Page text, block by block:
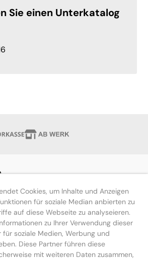
Cookies, um Inhalte und Anzeigen
für soziale Median anbierten zu
auf diese Webseite zu analyseieren.
zu Ihrer Verwendung dieser
soziale Medien, Werbung und
Diese Partner führen diese
mit weiteren Daten zusammen,
Sie einen Unterkatalog